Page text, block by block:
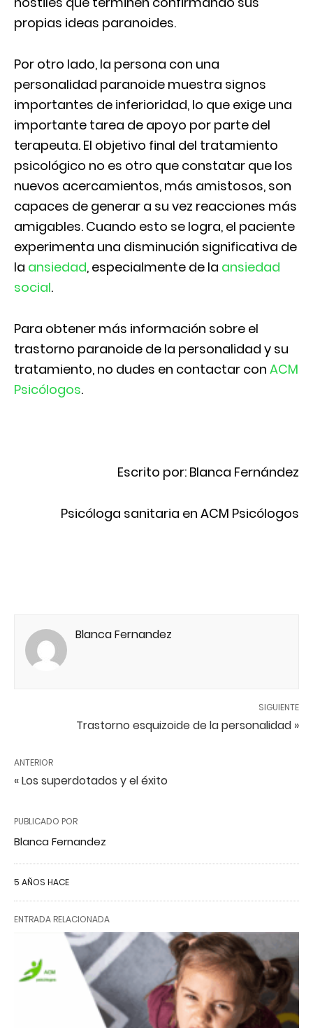
propias ideas paranoides.
Por otro lado, la persona con una
personalidad paranoide muestra signos
importantes de inferioridad, lo que exige una
importante tarea de apoyo por parte del
terapeuta. El objetivo final del tratamiento
psicológico no es otro que constatar que los
nuevos acercamientos, más amistosos, son
capaces de generar a su vez reacciones más
amigables. Cuando esto se logra, el paciente
experimenta una disminución significativa de
la ansiedad, especialmente de la ansiedad
social.
Para obtener más información sobre el
trastorno paranoide de la personalidad y su
tratamiento, no dudes en contactar con ACM
Psicólogos.
Escrito por: Blanca Fernández
Psicóloga sanitaria en ACM Psicólogos
Blanca Fernandez
SIGUIENTE
Trastorno esquizoide de la personalidad »
ANTERIOR
« Los superdotados y el éxito
PUBLICADO POR
Blanca Fernandez
5 AÑOS HACE
ENTRADA RELACIONADA